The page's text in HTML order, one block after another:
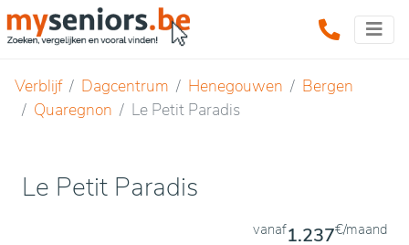
Verblijf Dagcentrum Henegouwen
Bergen
Quaregnon
Le Petit Paradis
Le Petit Paradis
vanaf1.237€/maand